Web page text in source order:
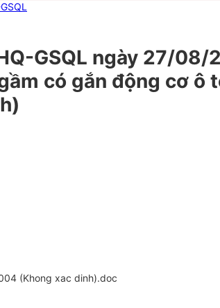
GSQL ngày 27/
có gắn động cơ
(Khong xac dinh).doc